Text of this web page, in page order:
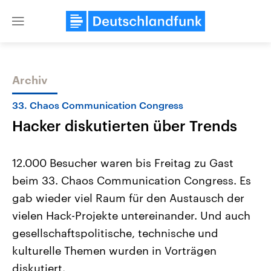
Close
Themen
Landtagswahl Sachsen-Anhalt
2026
Alle Informationen
Sachsen-Anhalt wählt am 6.
September 2026 einen neuen
Bundesland von einer Koalition aus
Aktuelle Beiträge,
Hintergründe
Wirtschaftlich und
gehören die Vereinigten
den mächtigsten Ländern
Archiv
33. Chaos Communication Congress
Hacker diskutierten über Trends
12.000 Besucher waren bis Freitag zu Gast
beim 33. Chaos Communication Congress. Es
gab wieder viel Raum für den Austausch der
vielen Hack-Projekte untereinander. Und auch
gesellschaftspolitische, technische und
kulturelle Themen wurden in Vorträgen
diskutiert.